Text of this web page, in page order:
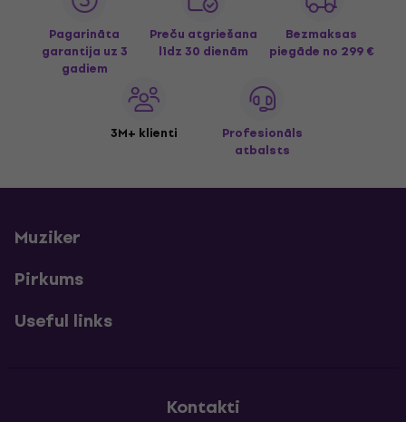
Pagarināta
garantija uz 3
gadiem
Preču atgriešana
līdz 30 dienām
Bezmaksas
piegāde no 299 €
3M+ klienti
Profesionāls
atbalsts
Muziker
Pirkums
Useful links
Kontakti